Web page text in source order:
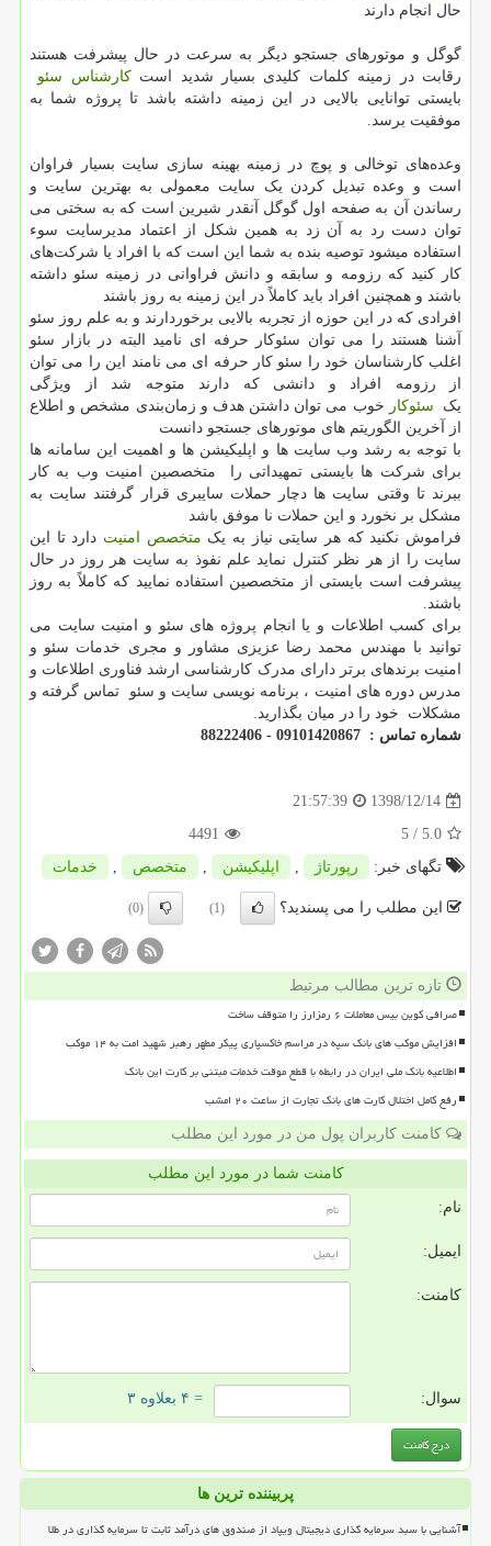
حال انجام دارند
گوگل و موتورهای جستجو دیگر به سرعت در حال پیشرفت هستند
رقابت در زمینه کلمات کلیدی بسیار شدید استکارشناس سئو
بایستی توانایی بالایی در این زمینه داشته باشد تا پروژه شما به
موفقیت برسد.
وعده‌های توخالی و پوچ در زمینه بهینه سازی سایت بسیار فراوان
است و وعده تبدیل کردن یک سایت معمولی به بهترین سایت و
رساندن آن به صفحه اول گوگل آنقدر شیرین است که به سختی می
توان دست رد به آن زد به همین شکل از اعتماد مدیرسایت سوء
استفاده میشود توصیه بنده به شما این است که با افراد یا شرکت‌های
کار کنید که رزومه و سابقه و دانش فراوانی در زمینه سئو داشته
باشند و همچنین افراد باید کاملاً در این زمینه به روز باشند
افرادی که در این حوزه از تجربه بالایی برخوردارند و به علم روز سئو
آشنا هستند را می توان سئوکار حرفه ای نامید البته در بازار سئو
اغلب کارشناسان خود را سئو کار حرفه ای می نامند این را می توان
از رزومه افراد و دانشی که دارند متوجه شد از ویژگی
یک سئوکار خوب می توان داشتن هدف و زمان‌بندی مشخص و اطلاع
از آخرین الگوریتم های موتورهای جستجو دانست
با توجه به رشد وب سایت ها و اپلیکیشن ها و اهمیت این سامانه ها
برای شرکت ها بایستی تمهیداتی را متخصصین امنیت وب به کار
ببرند تا وقتی سایت ها دچار حملات سایبری قرار گرفتند سایت به
مشکل بر نخورد و این حملات نا موفق باشد
فراموش نکنید که هر سایتی نیاز به یک متخصص امنیت دارد تا این
سایت را از هر نظر کنترل نماید علم نفوذ به سایت هر روز در حال
پیشرفت است بایستی از متخصصین استفاده نمایید که کاملاً به روز
باشند.
برای کسب اطلاعات و یا انجام پروژه های سئو و امنیت سایت می
توانید با مهندس محمد رضا عزیزی مشاور و مجری خدمات سئو و
امنیت برندهای برتر دارای مدرک کارشناسی ارشد فناوری اطلاعات و
مدرس دوره های امنیت ، برنامه نویسی سایت و سئو تماس گرفته و
مشکلات خود را در میان بگذارید.
شماره تماس : 09101420867 - 88222406
1398/12/14
21:57:39
5.0
/ 5
4491
تگهای خبر:
رپورتاژ , اپلیكیشن , متخصص , خدمات
این مطلب را می پسندید؟ (1)
(0)
تازه ترین مطالب مرتبط
صرافی کوین بیس معاملات ۶ رمزارز را متوقف ساخت
افزایش موکب های بانک سپه در مراسم خاکسپاری پیکر مطهر رهبر شهید امت به ۱۴ موکب
اطلاعیه بانک ملی ایران در رابطه با قطع موقت خدمات مبتنی بر کارت این بانک
رفع کامل اختلال کارت های بانک تجارت از ساعت ۲۰ امشب
کامنت کاربران پول من در مورد این مطلب
کامنت شما در مورد این مطلب
نام:
ایمیل:
کامنت:
سوال: = ۴ بعلاوه ۳
پربیننده ترین ها
آشنایی با سبد سرمایه گذاری دیجیتال ویپاد از صندوق های درآمد ثابت تا سرمایه گذاری در طلا